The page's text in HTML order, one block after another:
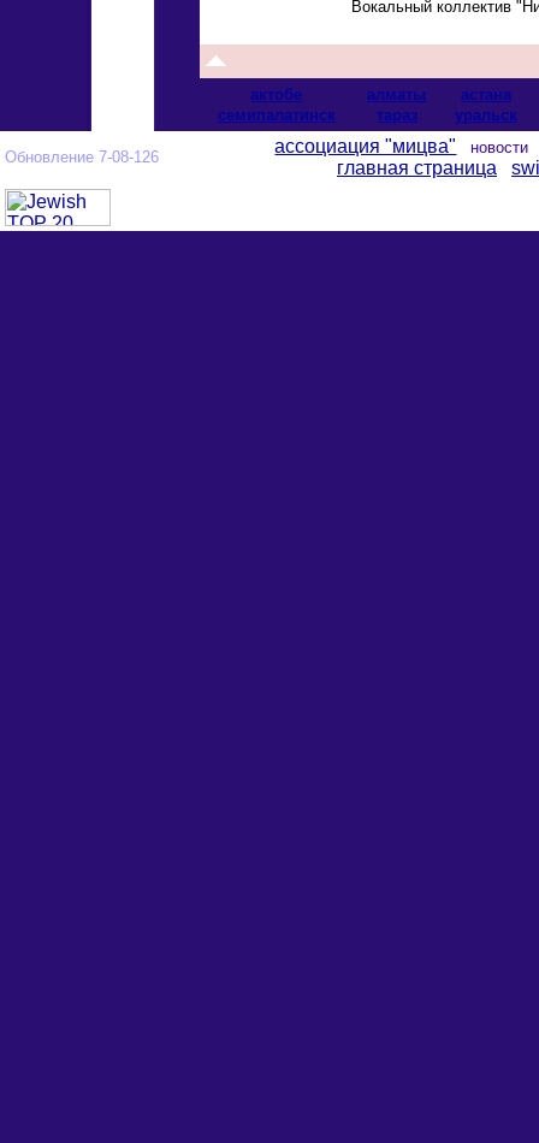
Вокальный коллектив
актобе алматы
астана
cемипалатинск
тараз уральск
Обновление 7-08-126
ассоциация "мицва"
главная страница